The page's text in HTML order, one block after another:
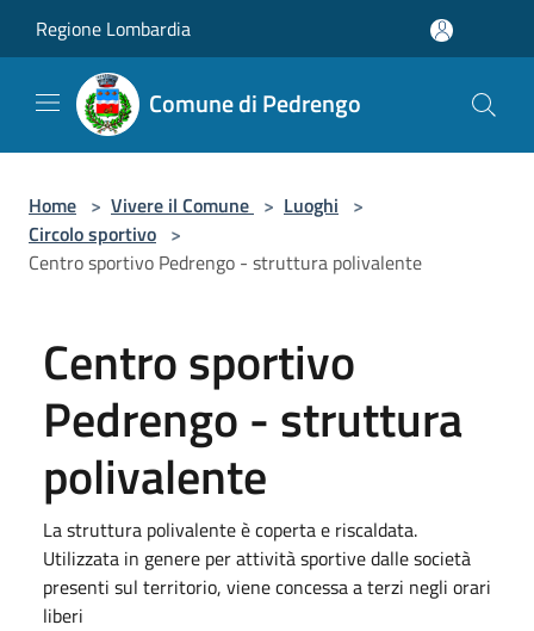
Regione Lombardia
Comune di Pedrengo
Home > Vivere il Comune > Luoghi >
Circolo sportivo >
Centro sportivo Pedrengo - struttura polivalente
Centro sportivo
Pedrengo - struttura
polivalente
La struttura polivalente è coperta e riscaldata.
Utilizzata in genere per attività sportive dalle società
presenti sul territorio, viene concessa a terzi negli orari
liberi